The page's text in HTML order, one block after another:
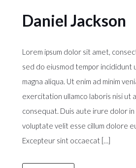
Daniel Jackson
Lorem ipsum dolor sit amet,
sed do eiusmod tempor
magna aliqua. Ut enim ad minim
exercitation ullamco laboris nisi ut
consequat. Duis aute irure dolor
voluptate velit esse cillum dolore
Excepteur sint occaecat […]